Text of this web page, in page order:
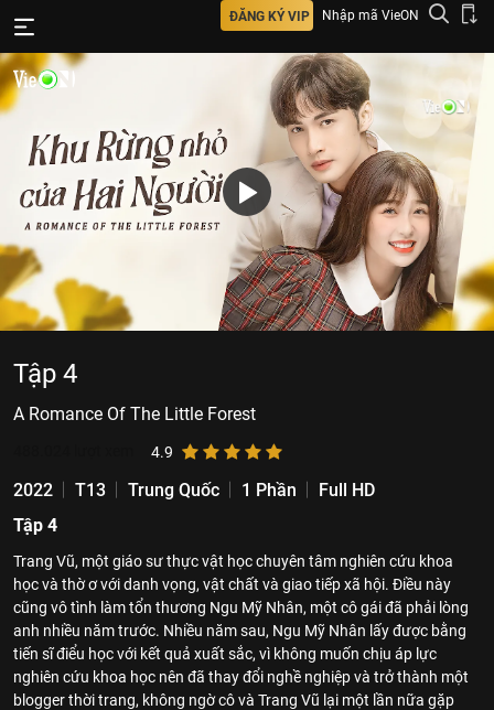
ĐĂNG KÝ VIP Nhập mã VieON
Tập 4
A Romance Of The Little Forest
4.9
2022 T13 Trung Quốc 1 Phần
Full HD
Tập 4
Trang Vũ, một giáo sư thực vật học chuyên tâm nghiên cứu khoa
học và thờ ơ với danh vọng, vật chất và giao tiếp xã hội. Điều này
cũng vô tình làm tổn thương Ngu Mỹ Nhân, một cô gái đã phải lòng
anh nhiều năm trước. Nhiều năm sau, Ngu Mỹ Nhân lấy được bằng
tiến sĩ điểu học với kết quả xuất sắc, vì không muốn chịu áp lực
nghiên cứu khoa học nên đã thay đổi nghề nghiệp và trở thành một
blogger thời trang, không ngờ cô và Trang Vũ lại một lần nữa gặp